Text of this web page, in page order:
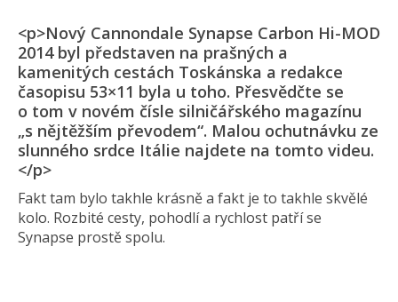
<p>Nový Cannondale Synapse Carbon Hi-MOD
2014 byl představen na prašných a
kamenitých cestách Toskánska a redakce
časopisu 53×11 byla u toho. Přesvědčte se
o tom v novém čísle silničářského magazínu
„s nějtěžším převodem“. Malou ochutnávku ze
slunného srdce Itálie najdete na tomto videu.
</p>
Fakt tam bylo takhle krásně a fakt je to takhle skvělé
kolo. Rozbité cesty, pohodlí a rychlost patří se
Synapse prostě spolu.